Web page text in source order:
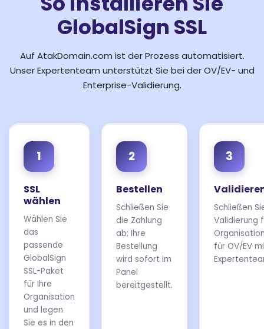
GlobalSign SSL
Auf AtakDomain.com ist der Prozess automatisiert.
Unser Expertenteam unterstützt Sie bei der OV/EV- und
Enterprise-Validierung.
1
SSL
wählen
Wählen Sie
das
passende
GlobalSign
SSL-Paket
für Ihre
Organisation
und legen
Sie es in den
2
Bestellen
Schließen Sie
die Zahlung
ab; Ihre
Bestellung
wird sofort im
Panel
bereitgestellt.
3
Schließen
Validierung
für OV/EV